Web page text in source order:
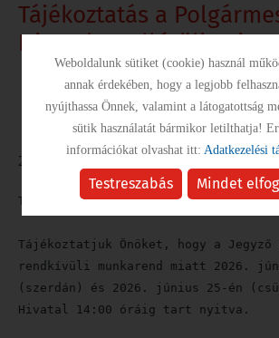
Tájékoztatás a
Hivatal rendkívüli
/Tájékoztatás a Polgármesteri Hivatal
nyitvatartásáról
2026.06.24.
Tisztelt Ügyfelek!
Tájékoztatjuk Önöket, hogy a
rendkívüli munkarend miatt 2026.
(szerdán) és 2026. június 25-én
Hivatal 14:00 óráig tart nyitva.
Mindet
Testreszabás
Weboldalunk sütiket (cookie) használ
annak érdekében, hogy a legjobb
nyújthassa Önnek, valamint a látogatottság
sütik használatát bármikor letilthatja!
információkat olvashat itt: Adatkezelési